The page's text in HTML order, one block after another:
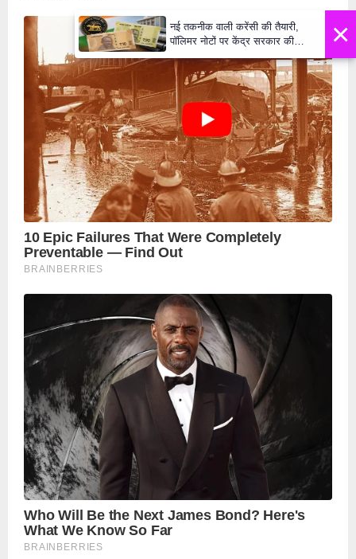
×
नई तकनीक वाली करेंसी की तैयारी,
पॉलिमर नोटों पर केंद्र सरकार की
₹10 और ₹20 के नोट - Daily Lok
Manch PM Modi U